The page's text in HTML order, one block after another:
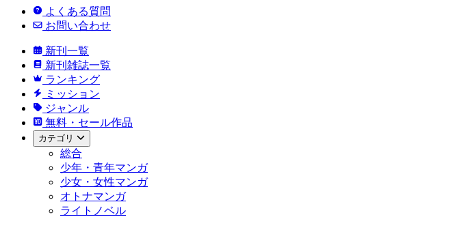
よくある質問
お問い合わせ
新刊一覧
新刊雑誌一覧
ランキング
ミッション
ジャンル
無料・セール作品
カテゴリ
総合
少年・青年マンガ
少女・女性マンガ
オトナマンガ
ライトノベル